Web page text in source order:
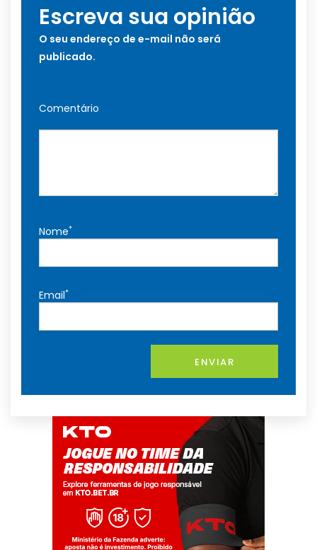
Escreva sua opinião
O seu endereço de e-mail não será
publicado.
Comentário
Nome*
Email*
ENVIAR